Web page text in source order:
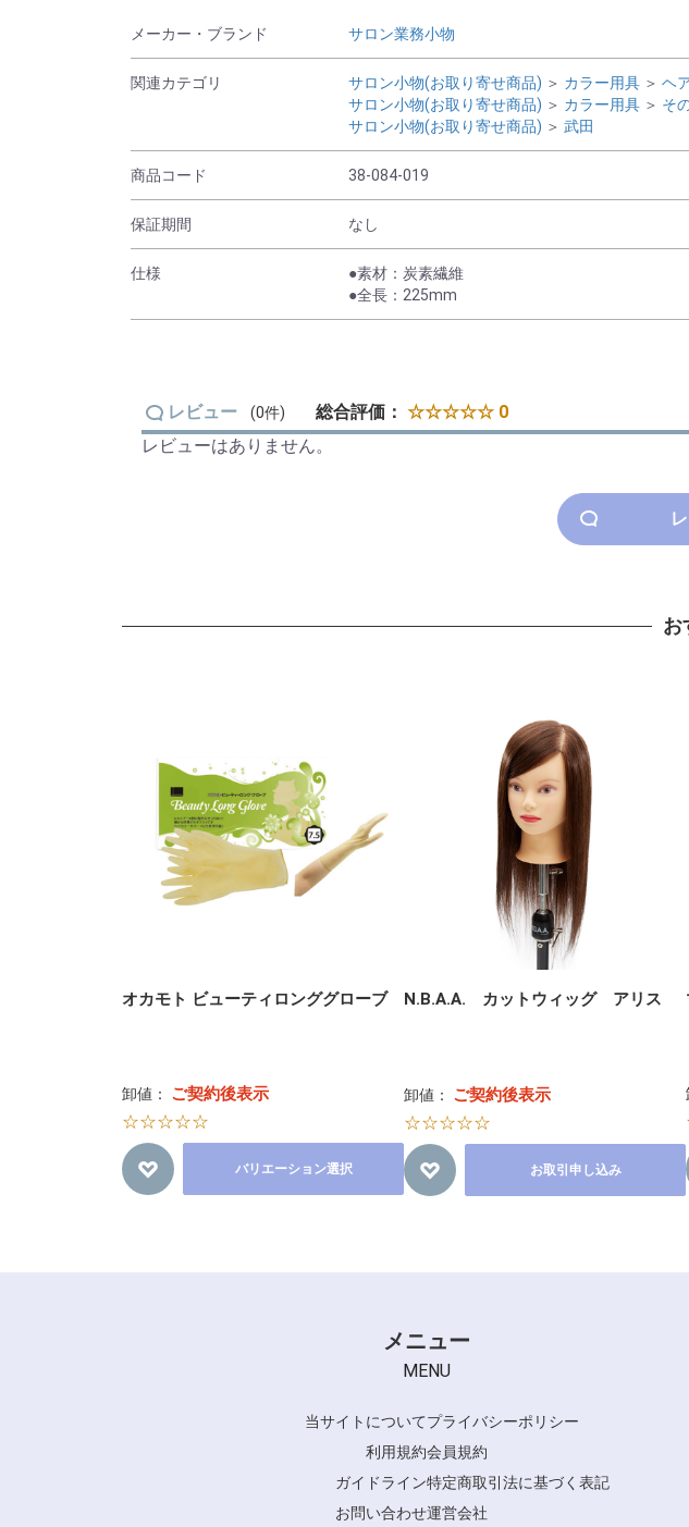
メーカー・ブランド サロン業務小物
関連カテゴリ サロン小物(お取り寄せ商品) ＞ カラー用具 ＞ ヘ
サロン小物(お取り寄せ商品) ＞ カラー用具 ＞ そ
サロン小物(お取り寄せ商品) ＞ 武田
商品コード 38-084-019
保証期間 なし
仕様
●素材：炭素繊維
●全長：225mm
レビュー (0件) 総合評価： ☆☆☆☆☆ 0
レビューはありません。
お
オカモト ビューティロンググローブ
卸値： ご契約後表示
☆☆☆☆☆
バリエーション選択
N.B.A.A. カットウィッグ アリス
卸値： ご契約後表示
☆☆☆☆☆
お取引申し込み
メニュー
MENU
当サイトについてプライバシーポリシー
利用規約会員規約
ガイドライン特定商取引法に基づく表記
お問い合わせ運営会社